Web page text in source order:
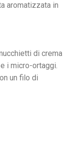
aromatizzata in
di crema
i micro-ortaggi.
un filo di